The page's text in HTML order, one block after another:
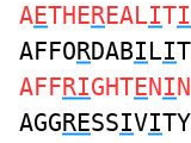
AETHEREALITI
AFFORDABILI
AFFRIGHTENI
AGGRESSIVI